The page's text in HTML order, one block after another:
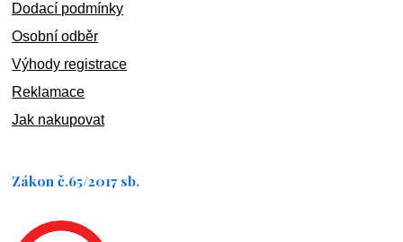
Dodací podmínky
Osobní odběr
Výhody registrace
Reklamace
Jak nakupovat
Zákon č.65/2017 sb.